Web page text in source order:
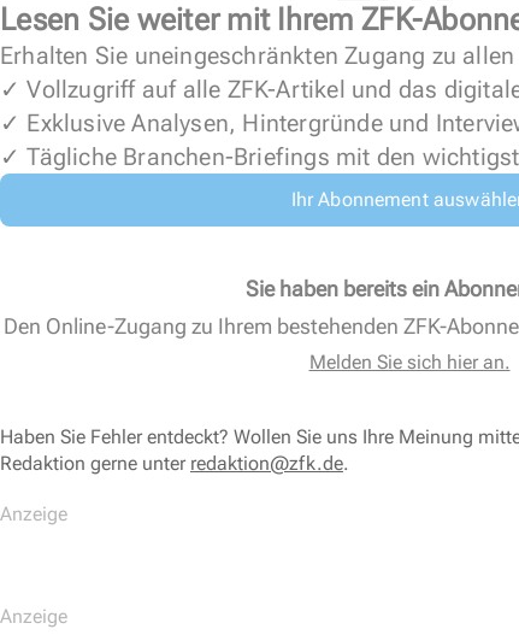
Lesen Sie weiter mit Ihrem ZFK-
Erhalten Sie uneingeschränkten Zugang zu
✓ Vollzugriff auf alle ZFK-Artikel und das
✓ Exklusive Analysen, Hintergründe und
✓ Tägliche Branchen-Briefings mit den
Ihr Abonnement
Sie haben bereits ein
Den Online-Zugang zu Ihrem bestehenden ZFK-
Melden Sie sich hier an.
Haben Sie Fehler entdeckt? Wollen Sie uns Ihre Meinung
Redaktion gerne unter redaktion@zfk.de.